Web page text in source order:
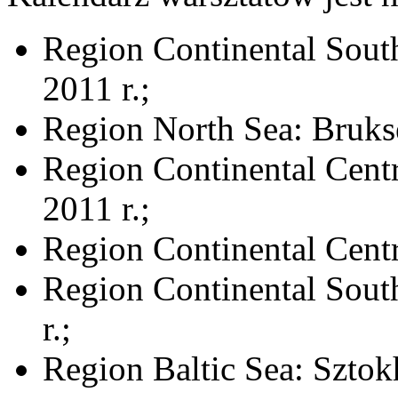
Region Continental
2011 r.;
Region North Sea:
Region Continental
2011 r.;
Region Continental
Region Continental
r.;
Region Baltic Sea: